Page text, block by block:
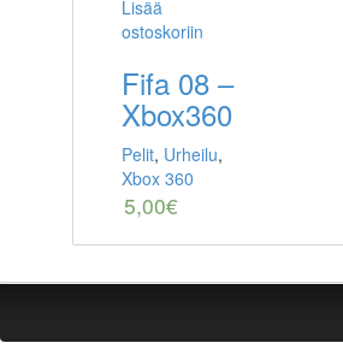
Lisää
ostoskoriin
Fifa 08 –
Xbox360
Pelit, Urheilu,
Xbox 360
5,00€